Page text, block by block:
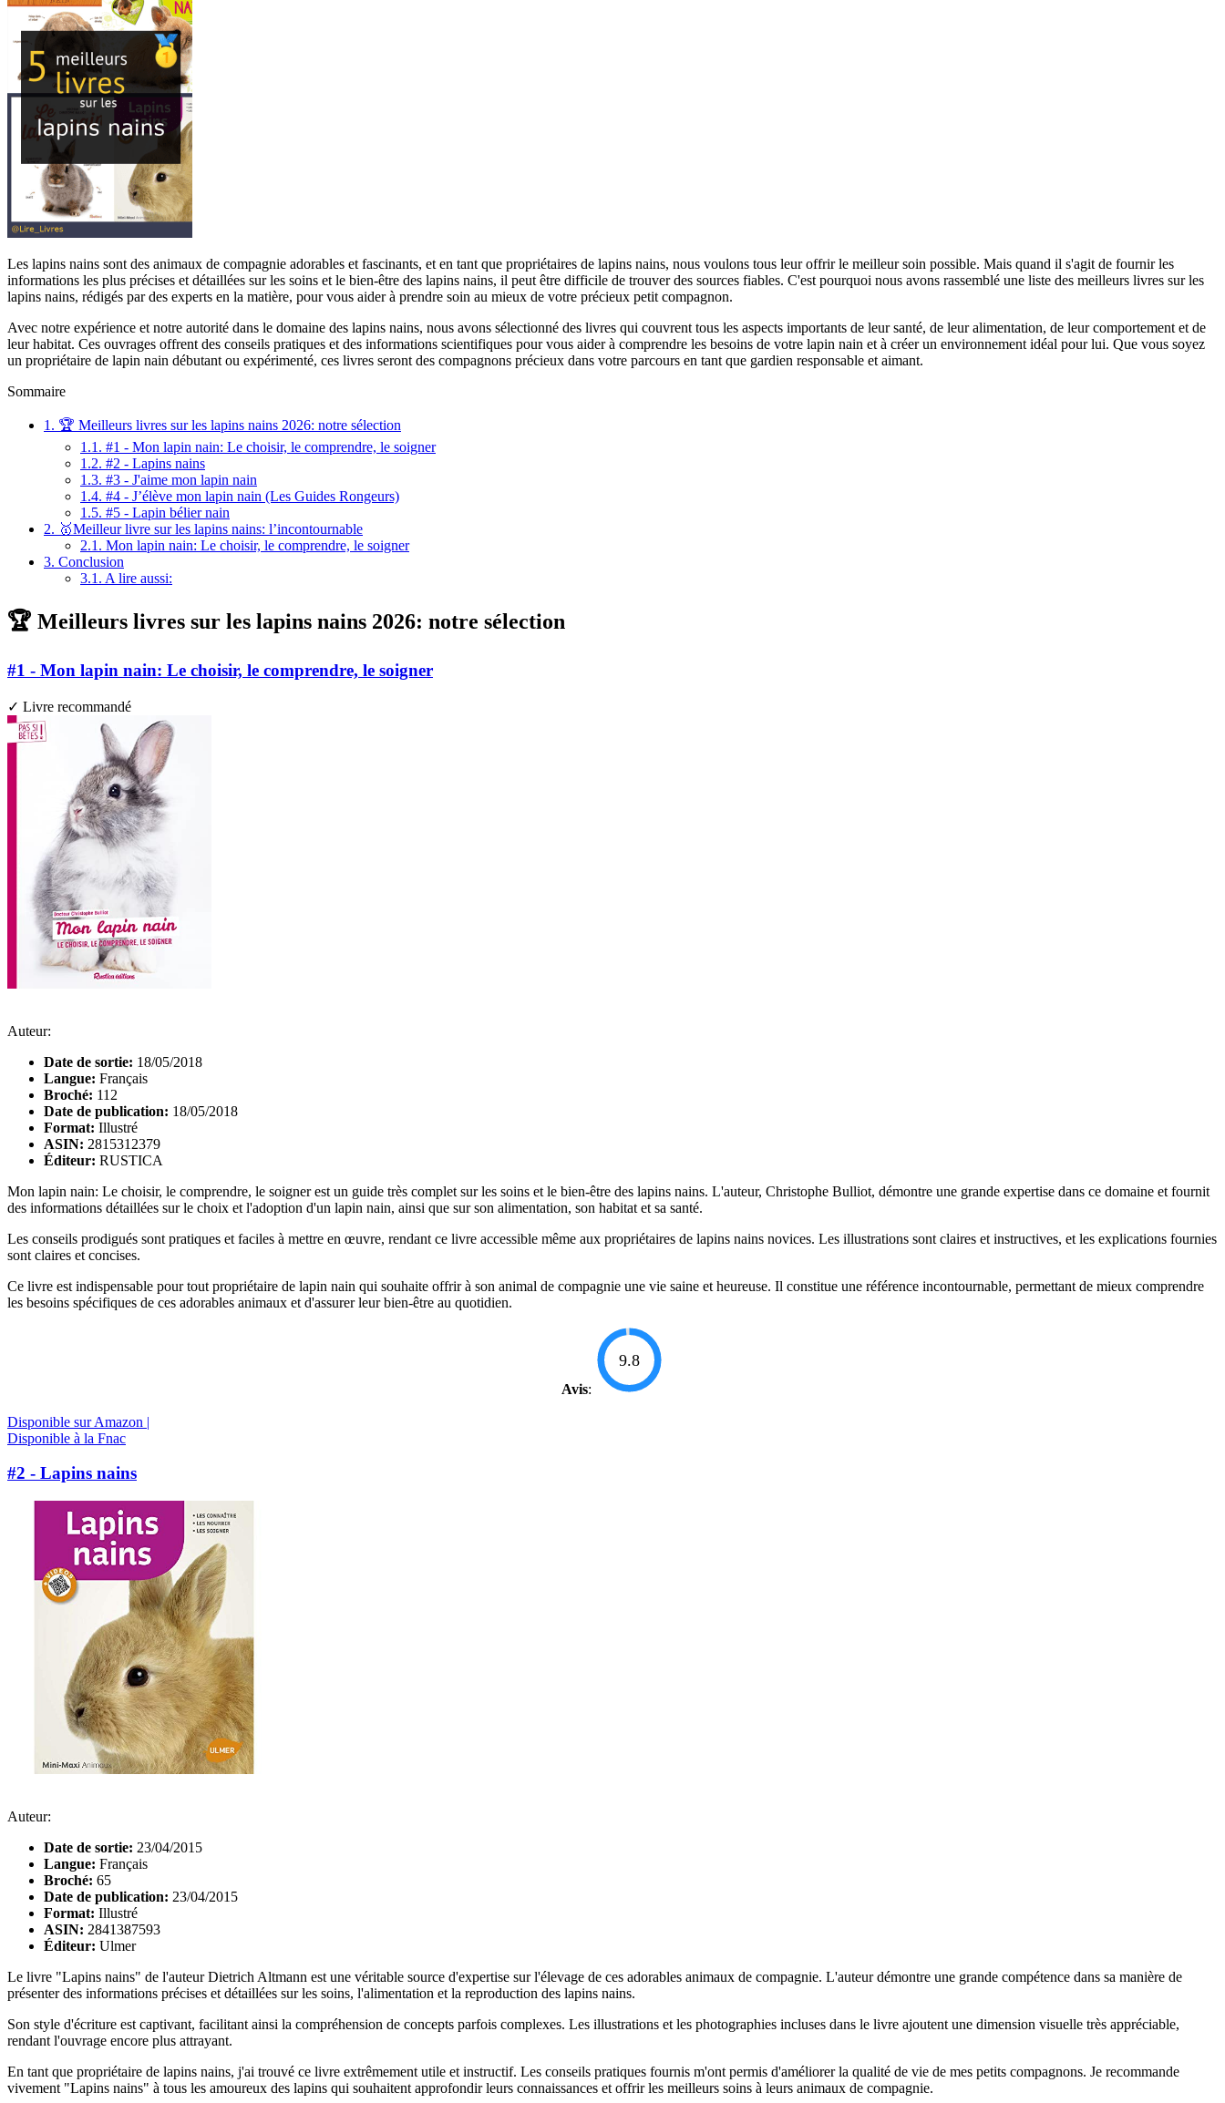
Les lapins nains sont des animaux de compagnie adorables et fascinants, et en tant que propriétaires de lapins nains, nous voulons tous leur offrir le meilleur soin possible. Mais quand il s'agit de fournir les
informations les plus précises et détaillées sur les soins et le bien-être des lapins nains, il peut être difficile de trouver des sources fiables. C'est pourquoi nous avons rassemblé une liste des meilleurs livres sur les
lapins nains, rédigés par des experts en la matière, pour vous aider à prendre soin au mieux de votre précieux petit compagnon.
Avec notre expérience et notre autorité dans le domaine des lapins nains, nous avons sélectionné des livres qui couvrent tous les aspects importants de leur santé, de leur alimentation, de leur comportement et de
leur habitat. Ces ouvrages offrent des conseils pratiques et des informations scientifiques pour vous aider à comprendre les besoins de votre lapin nain et à créer un environnement idéal pour lui. Que vous soyez
un propriétaire de lapin nain débutant ou expérimenté, ces livres seront des compagnons précieux dans votre parcours en tant que gardien responsable et aimant.
Sommaire
1. 🏆 Meilleurs livres sur les lapins nains 2026: notre sélection
1.1. #1 - Mon lapin nain: Le choisir, le comprendre, le soigner
1.2. #2 - Lapins nains
1.3. #3 - J'aime mon lapin nain
1.4. #4 - J’élève mon lapin nain (Les Guides Rongeurs)
1.5. #5 - Lapin bélier nain
2. 🥇Meilleur livre sur les lapins nains: l’incontournable
2.1. Mon lapin nain: Le choisir, le comprendre, le soigner
3. Conclusion
3.1. A lire aussi:
🏆 Meilleurs livres sur les lapins nains 2026: notre sélection
#1 - Mon lapin nain: Le choisir, le comprendre, le soigner
✓ Livre recommandé
Auteur:
Date de sortie: 18/05/2018
Langue: Français
Broché: 112
Date de publication: 18/05/2018
Format: Illustré
ASIN: 2815312379
Éditeur: RUSTICA
Mon lapin nain: Le choisir, le comprendre, le soigner est un guide très complet sur les soins et le bien-être des lapins nains. L'auteur, Christophe Bulliot, démontre une grande expertise dans ce domaine et fournit
des informations détaillées sur le choix et l'adoption d'un lapin nain, ainsi que sur son alimentation, son habitat et sa santé.
Les conseils prodigués sont pratiques et faciles à mettre en œuvre, rendant ce livre accessible même aux propriétaires de lapins nains novices. Les illustrations sont claires et instructives, et les explications fournies
sont claires et concises.
Ce livre est indispensable pour tout propriétaire de lapin nain qui souhaite offrir à son animal de compagnie une vie saine et heureuse. Il constitue une référence incontournable, permettant de mieux comprendre
les besoins spécifiques de ces adorables animaux et d'assurer leur bien-être au quotidien.
Avis:
9.8
Disponible sur Amazon |
Disponible à la Fnac
#2 - Lapins nains
Auteur:
Date de sortie: 23/04/2015
Langue: Français
Broché: 65
Date de publication: 23/04/2015
Format: Illustré
ASIN: 2841387593
Éditeur: Ulmer
Le livre "Lapins nains" de l'auteur Dietrich Altmann est une véritable source d'expertise sur l'élevage de ces adorables animaux de compagnie. L'auteur démontre une grande compétence dans sa manière de
présenter des informations précises et détaillées sur les soins, l'alimentation et la reproduction des lapins nains.
Son style d'écriture est captivant, facilitant ainsi la compréhension de concepts parfois complexes. Les illustrations et les photographies incluses dans le livre ajoutent une dimension visuelle très appréciable,
rendant l'ouvrage encore plus attrayant.
En tant que propriétaire de lapins nains, j'ai trouvé ce livre extrêmement utile et instructif. Les conseils pratiques fournis m'ont permis d'améliorer la qualité de vie de mes petits compagnons. Je recommande
vivement "Lapins nains" à tous les amoureux des lapins qui souhaitent approfondir leurs connaissances et offrir les meilleurs soins à leurs animaux de compagnie.